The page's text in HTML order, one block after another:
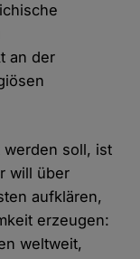
an der
werden soll, ist
will über
aufklären,
erzeugen:
weltweit,